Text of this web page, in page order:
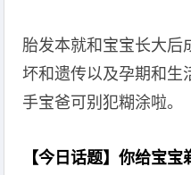
胎发本就和宝宝长大后
坏和遗传以及孕期和生
手宝爸可别犯糊涂啦。
【今日话题】你给宝宝